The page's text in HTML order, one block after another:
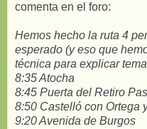
comenta en el foro:
Hemos hecho la ruta 4
esperado (y eso que
técnica para explicar
8:35 Atocha
8:45 Puerta del Retiro
8:50 Castelló con Ortega
9:20 Avenida de Burgos